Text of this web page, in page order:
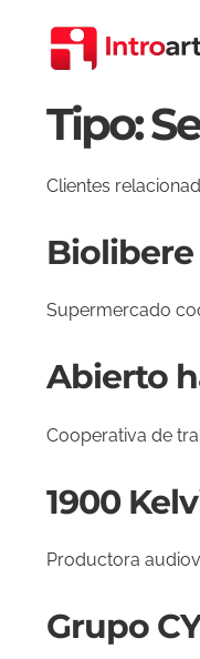
contenido
Tipo:
Clientes
Biolibere
Supermercado
Abierto
Cooperativa de
1900
Productora
Grupo